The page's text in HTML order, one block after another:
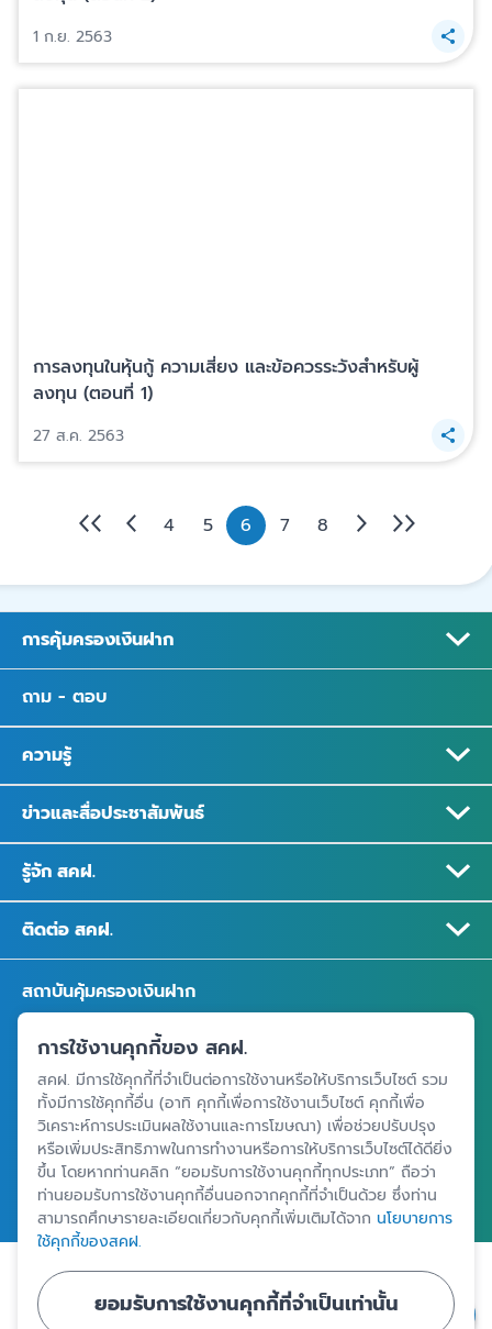
1 ก.ย. 2563
การลงทุนในหุ้นกู้ ความเสี่ยง และข้อควรระวังสำหรับผู้
ลงทุน (ตอนที่ 1)
27 ส.ค. 2563
4 5 6 7 8
การคุ้มครองเงินฝาก
ถาม - ตอบ
ความรู้
ข่าวและสื่อประชาสัมพันธ์
รู้จัก สคฝ.
ติดต่อ สคฝ.
สถาบันคุ้มครองเงินฝาก
อาคารเอสเจ อินฟินิท วัน บิสซิเนสคอมเพล็กซ์ ชั้น 25 - 27 เลขที่ 349
ถนนวิภาวดีรังสิต แขวงจอมพล เขตจตุจักร กรุงเทพฯ 10900
ศูนย์ข้อมูลคุ้มครองเงินฝาก
ข้อตกลงและเงื่อนไขการใช้งานเว็บไซต์ | นโยบายคุ้มครองข้อมูลส่วนบุคคล |
นโยบายการใช้คุกกี้
การใช้งานคุกกี้ของ สคฝ.
สคฝ. มีการใช้คุกกี้ที่จำเป็นต่อการใช้งานหรือให้บริการเว็บไซต์ รวม
ทั้งมีการใช้คุกกี้อื่น (อาทิ คุกกี้เพื่อการใช้งานเว็บไซต์ คุกกี้เพื่อ
วิเคราะห์การประเมินผลใช้งานและการโฆษณา) เพื่อช่วยปรับปรุง
หรือเพิ่มประสิทธิภาพในการทำงานหรือการให้บริการเว็บไซต์ได้ดียิ่ง
ขึ้น โดยหากท่านคลิก “ยอมรับการใช้งานคุกกี้ทุกประเภท” ถือว่า
ท่านยอมรับการใช้งานคุกกี้อื่นนอกจากคุกกี้ที่จำเป็นด้วย ซึ่งท่าน
สามารถศึกษารายละเอียดเกี่ยวกับคุกกี้เพิ่มเติมได้จาก นโยบายการ
ใช้คุกกี้ของสคฝ.
ยอมรับการใช้งานคุกกี้ที่จำเป็นเท่านั้น